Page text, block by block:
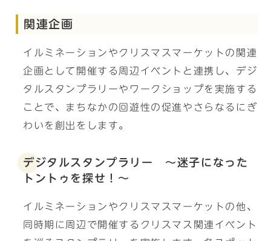
関連企画
イルミネーションやクリスマスマーケットの関連
企画として開催する周辺イベントと連携し、デジ
タルスタンプラリーやワークショップを実施する
ことで、まちなかの回遊性の促進やさらなるにぎ
わいを創出をします。
デジタルスタンプラリー ～迷子になった
トントゥを探せ！～
イルミネーションやクリスマスマーケットの他、
同時期に周辺で開催するクリスマス関連イベント